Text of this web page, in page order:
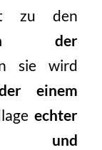
zu den
der
sie wird
einem
echter
und